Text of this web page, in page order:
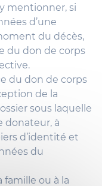
mentionner, si
d’une
du décès,
du don de corps
du don de corps
de la
sous laquelle
donateur, à
d’identité et
du
famille ou à la